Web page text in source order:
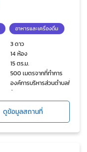
อาหารและเครื่องดื่ม
3 ดาว
14 ห้อง
15 ตร.ม.
500 เมตรจากที่ทำการ
องค์การบริหารส่วนตำบลกื้ด
ช้าง
ดูข้อมูลสถานที่